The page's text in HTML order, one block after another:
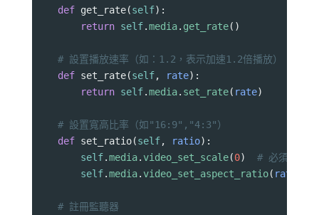
def get_rate(self):
return self.media. get_rate()
# 設置播放速率（如：1.2，表示加速1.2倍播放）
def set_rate(self, rate):
return self.media. set_rate( rate)
# 設置寬高比率（如"16:9","4:3"）
def set_ratio(self, ratio):
self.media. video_set_scale(0) # 必須設置
self.media. video_set_aspect_ratio( ratio
# 註冊監聽器